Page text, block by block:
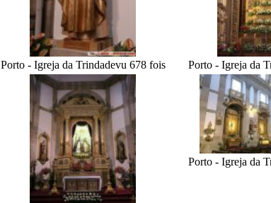
Porto - Igreja da Trindadevu 678 fois Porto - Igreja da
Porto - Igreja da